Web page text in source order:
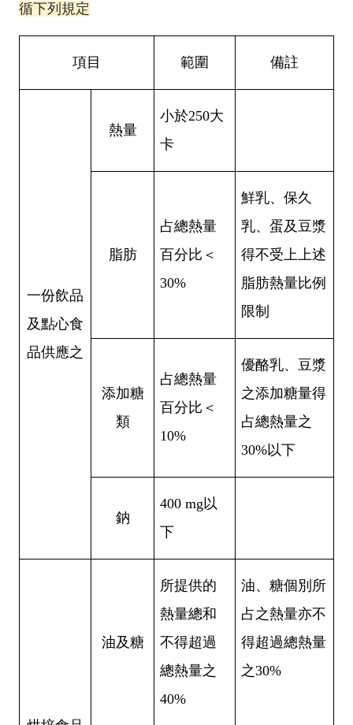
循下列規定
項目 範圍 備註
一份飲品
及點心食
品供應之
熱量
小於250大
卡
脂肪
占總熱量
百分比＜
30%
鮮乳、保久
乳、蛋及豆漿
得不受上上述
脂肪熱量比例
限制
添加糖
類
占總熱量
百分比＜
10%
優酪乳、豆漿
之添加糖量得
占總熱量之
30%以下
鈉
400 mg 以
下
油及糖
所提供的
熱量總和
不得超過
總熱量之
40%
油、糖個別所
占之熱量亦不
得超過總熱量
之30%